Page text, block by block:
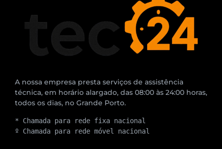
A nossa empresa presta serviços de assistência
técnica, em horário alargado, das 08:00 às 24:00 horas,
todos os dias, no Grande Porto.
* Chamada para rede fixa nacional
º Chamada para rede móvel nacional